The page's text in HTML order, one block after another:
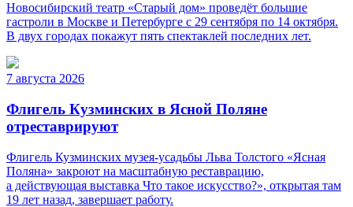
Новосибирский театр «Старый дом» проведёт большие
гастроли в Москве и Петербурге с 29 сентября по 14 октября.
В двух городах покажут пять спектаклей последних лет.
7 августа 2026
Флигель Кузминских в Ясной Поляне
отреставрируют
Флигель Кузминских музея-усадьбы Льва Толстого «Ясная
Поляна» закроют на масштабную реставрацию,
а действующая выставка Что такое искусство?», открытая там
19 лет назад, завершает работу.